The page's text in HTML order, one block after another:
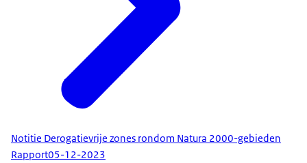
Notitie Derogatievrije zones rondom Natura 2000-gebieden
Rapport05-12-2023